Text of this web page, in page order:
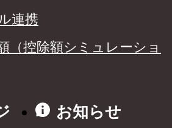
連携
（控除額シミュレーショ
お知らせ